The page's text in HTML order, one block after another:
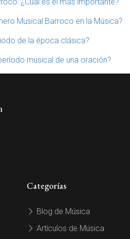
Musical Barroco en la Música?
de la época clásica?
musical de una oración?
Categorías
Blog de Música
Artículos de Música